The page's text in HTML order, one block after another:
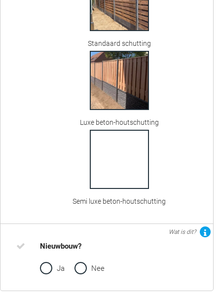
Standaard schutting
Luxe beton-houtschutting
Semi luxe beton-houtschutting
Wat is dit?
Nieuwbouw?
Ja Nee